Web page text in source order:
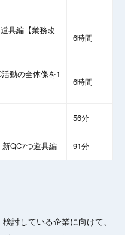
具編【業務改
6時間
動の全体像を1
6時間
56分
QC7つ道具編 91分
討している企業に向けて、